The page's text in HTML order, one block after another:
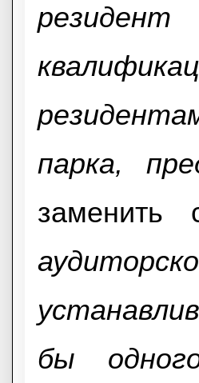
парка,
заменить
бы